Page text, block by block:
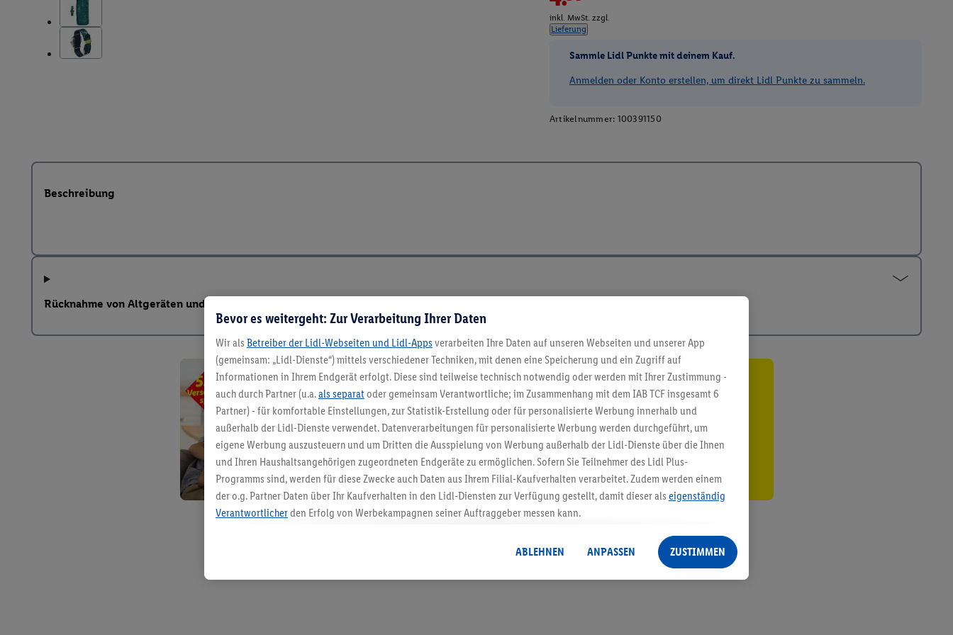
inkl. MwSt. zzgl.
Lieferung
Sammle Lidl Punkte mit deinem Kauf.
Anmelden oder Konto erstellen, um direkt Lidl Punkte zu sammeln.
Artikelnummer: 100391150
Beschreibung
Rücknahme von Altgeräten und weitere Hinweise nach ElektroG und BattVO-BattDG
5.95 € Versand sparen³²ᵃ
Jetzt zum Newsletter anmelden
Gutschein sichern!
Bevor es weitergeht: Zur Verarbeitung Ihrer Daten
Wir als Betreiber der Lidl-Webseiten und Lidl-Apps verarbeiten Ihre Daten auf unseren Webseiten und unserer App
(gemeinsam: „Lidl-Dienste“) mittels verschiedener Techniken, mit denen eine Speicherung und ein Zugriff auf
Informationen in Ihrem Endgerät erfolgt. Diese sind teilweise technisch notwendig oder werden mit Ihrer Zustimmung -
auch durch Partner (u.a.als separat oder gemeinsam Verantwortliche; im Zusammenhang mit dem IAB TCF insgesamt 6
Partner) - für komfortable Einstellungen, zur Statistik-Erstellung oder für personalisierte Werbung innerhalb und
außerhalb der Lidl-Dienste verwendet. Datenverarbeitungen für personalisierte Werbung werden durchgeführt, um
eigene Werbung auszusteuern und um Dritten die Ausspielung von Werbung außerhalb der Lidl-Dienste über die Ihnen
und Ihren Haushaltsangehörigen zugeordneten Endgeräte zu ermöglichen. Sofern Sie Teilnehmer des Lidl Plus-
Programms sind, werden für diese Zwecke auch Daten aus Ihrem Filial-Kaufverhalten verarbeitet. Zudem werden einem
der o.g. Partner Daten über Ihr Kaufverhalten in den Lidl-Diensten zur Verfügung gestellt, damit dieser als eigenständig
Verantwortlicherden Erfolg von Werbekampagnen seiner Auftraggeber messen kann.
angereicherten Profilen. Dies umfasst die Zusammenführung von Daten (z.B. über Ihre Nutzung der Lidl-Dienste, Ihr
Kaufverhalten in den Lidl-Diensten, Informationen aus Ihrem Kundenkonto - z.B. Alter oder Geschlecht - sowie Ihre
genauen Standortdaten) auch über verschiedene Endgeräte und Lidl-Dienste hinweg einschließlich dem Speichern von
ABLEHNEN ANPASSEN ZUSTIMMEN